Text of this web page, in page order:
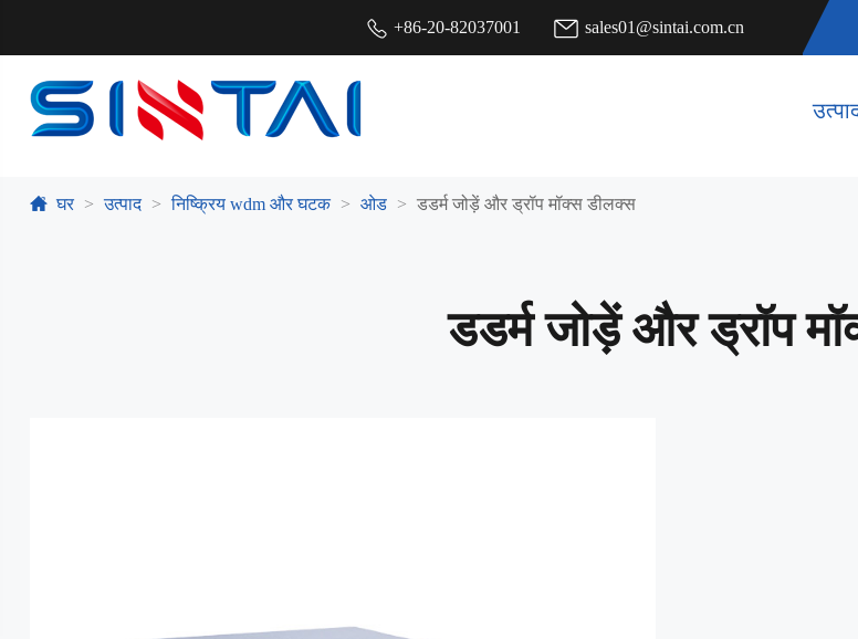
+86-20-82037001 sales01@sintai.com.cn
घर उत्पाद निष्क्रिय wdm और घटक ओड डडर्म जोड़ें और ड्रॉप मॉक्स डीलक्स
डडर्म जोड़ें और ड्रॉप